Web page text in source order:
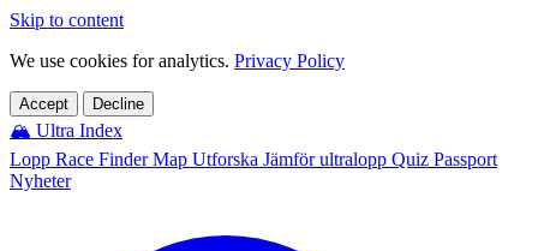
Skip to content
We use cookies for analytics. Privacy Policy
Accept Decline
🏔️ Ultra Index
Lopp Race FinderMap Utforska Jämför ultralopp Quiz Passport
Nyheter